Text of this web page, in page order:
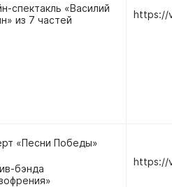
спектакль «Василий
из 7 частей
https://
«Песни Победы»
бэнда
https://